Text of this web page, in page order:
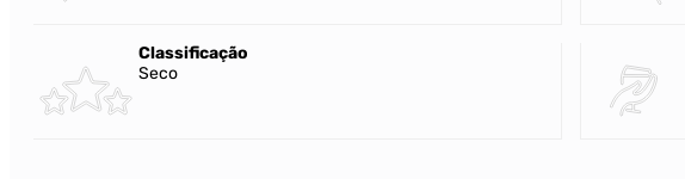
Classificação
Seco